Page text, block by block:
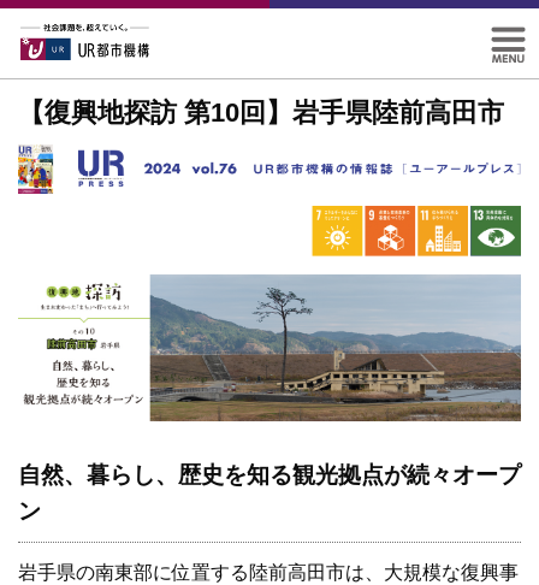
【復興地探訪 第10回】岩手県陸前高田市
自然、暮らし、歴史を知る観光拠点が続々オープ
ン
岩手県の南東部に位置する陸前高田市は、大規模な復興事